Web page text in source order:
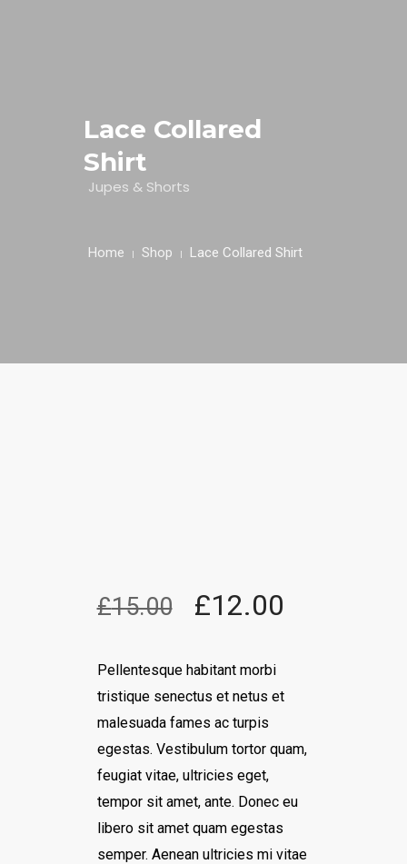
EMPRESAS REPRESENTADAS
NUESTROS PRODUCTOS
Lace Collared
Shirt
Jupes & Shorts
Home Shop Lace Collared Shirt
£15.00 £12.00
Pellentesque habitant morbi
tristique senectus et netus et
malesuada fames ac turpis
egestas. Vestibulum tortor quam,
feugiat vitae, ultricies eget,
tempor sit amet, ante. Donec eu
libero sit amet quam egestas
semper. Aenean ultricies mi vitae